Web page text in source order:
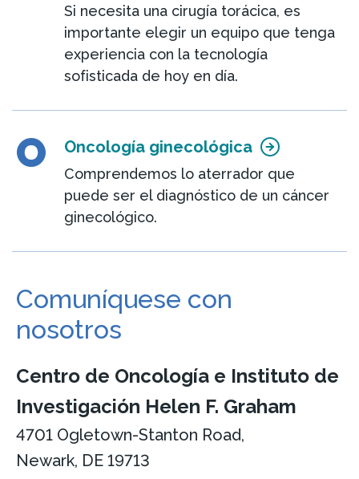
Si necesita una cirugía torácica, es
importante elegir un equipo que tenga
experiencia con la tecnología
sofisticada de hoy en día.
O Oncología ginecológica
Comprendemos lo aterrador que
puede ser el diagnóstico de un cáncer
ginecológico.
Comuníquese con
nosotros
Centro de Oncología e Instituto de
Investigación Helen F. Graham
4701 Ogletown-Stanton Road,
Newark, DE 19713